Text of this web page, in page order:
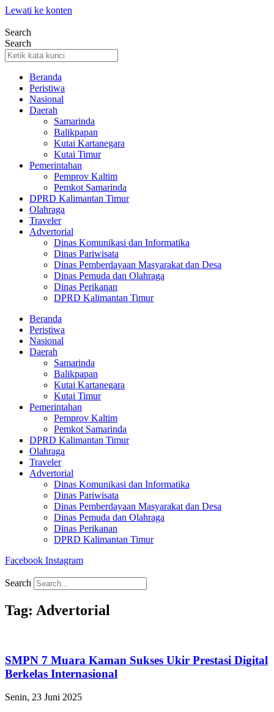
Lewati ke konten
Search
Search
Beranda
Peristiwa
Nasional
Daerah
Samarinda
Balikpapan
Kutai Kartanegara
Kutai Timur
Pemerintahan
Pemprov Kaltim
Pemkot Samarinda
DPRD Kalimantan Timur
Olahraga
Traveler
Advertorial
Dinas Komunikasi dan Informatika
Dinas Pariwisata
Dinas Pemberdayaan Masyarakat dan Desa
Dinas Pemuda dan Olahraga
Dinas Perikanan
DPRD Kalimantan Timur
Beranda
Peristiwa
Nasional
Daerah
Samarinda
Balikpapan
Kutai Kartanegara
Kutai Timur
Pemerintahan
Pemprov Kaltim
Pemkot Samarinda
DPRD Kalimantan Timur
Olahraga
Traveler
Advertorial
Dinas Komunikasi dan Informatika
Dinas Pariwisata
Dinas Pemberdayaan Masyarakat dan Desa
Dinas Pemuda dan Olahraga
Dinas Perikanan
DPRD Kalimantan Timur
Facebook Instagram
Search
Tag: Advertorial
SMPN 7 Muara Kaman Sukses Ukir Prestasi Digital
Berkelas Internasional
Senin, 23 Juni 2025